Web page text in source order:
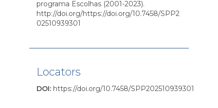
programa Escolhas (2001-2023).
http://doi.org/https://doi.org/10.7458/SPP2
02510939301
Locators
DOI: https://doi.org/10.7458/SPP202510939301